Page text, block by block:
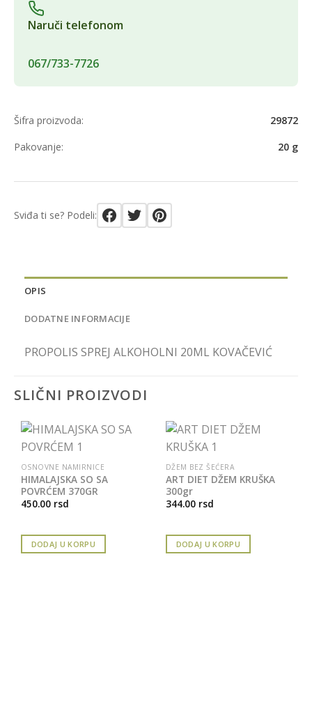
Naruči telefonom
067/733-7726
Šifra proizvoda:
29872
Pakovanje:
20 g
Sviđa ti se? Podeli:
OPIS
DODATNE INFORMACIJE
PROPOLIS SPREJ ALKOHOLNI 20ML KOVAČEVIĆ
SLIČNI PROIZVODI
OSNOVNE NAMIRNICE
HIMALAJSKA SO SA
POVRĆEM 370GR
450.00 rsd
DODAJ U KORPU
DŽEM BEZ ŠEĆERA
ART DIET DŽEM KRUŠKA
300gr
344.00 rsd
DODAJ U KORPU